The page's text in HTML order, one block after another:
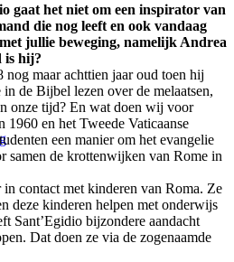
gaat het niet om een inspirator van
die nog leeft en ook vandaag
jullie beweging, namelijk Andrea
is hij?
maar achttien jaar oud toen hij
de Bijbel lezen over de melaatsen,
onze tijd? En wat doen wij voor
1960 en het Tweede Vaticaanse
een manier om het evangelie
samen de krottenwijken van Rome in
contact met kinderen van Roma. Ze
deze kinderen helpen met onderwijs
Sant’Egidio bijzondere aandacht
Dat doen ze via de zogenaamde